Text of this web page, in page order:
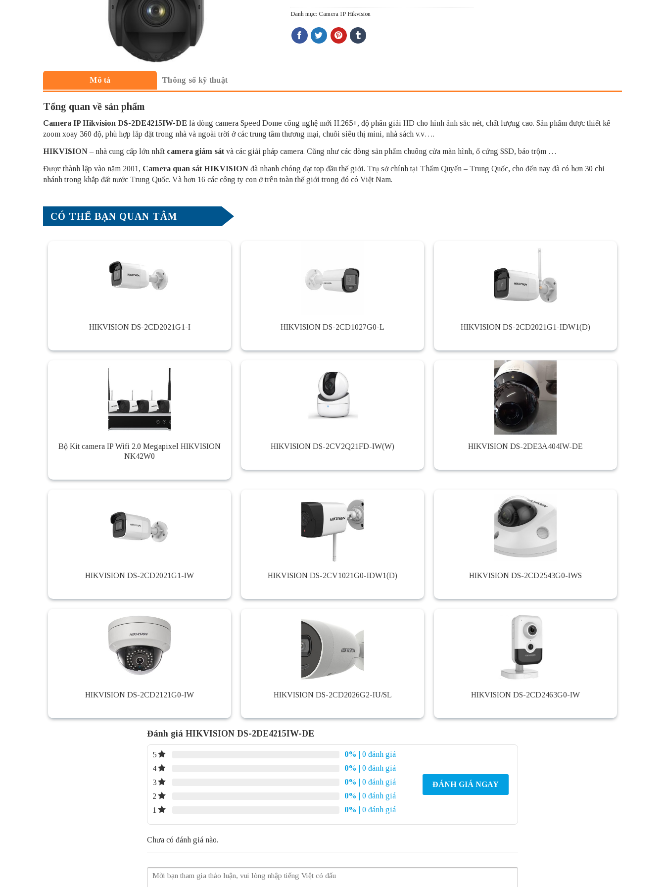
Danh mục: Camera IP Hikvision
Mô tả Thông số kỹ thuật
Tổng quan về sản phẩm
Camera IP Hikvision DS-2DE4215IW-DE là dòng camera Speed Dome công nghệ mới H.265+, độ phân giải HD cho hình ảnh sắc nét, chất lượng cao. Sản phẩm được thiết kế
zoom xoay 360 độ, phù hợp lắp đặt trong nhà và ngoài trời ở các trung tâm thương mại, chuỗi siêu thị mini, nhà sách v.v….
HIKVISION – nhà cung cấp lớn nhất camera giám sát và các giải pháp camera. Cũng như các dòng sản phẩm chuông cửa màn hình, ổ cứng SSD, báo trộm …
Được thành lập vào năm 2001, Camera quan sát HIKVISION đã nhanh chóng đạt top đầu thế giới. Trụ sở chính tại Thẩm Quyến – Trung Quốc, cho đến nay đã có hơn 30 chi
nhánh trong khắp đất nước Trung Quốc. Và hơn 16 các công ty con ở trên toàn thế giới trong đó có Việt Nam.
CÓ THỂ BẠN QUAN TÂM
HIKVISION DS-2CD2021G1-I HIKVISION DS-2CD1027G0-L HIKVISION DS-2CD2021G1-IDW1(D)
Bộ Kit camera IP Wifi 2.0 Megapixel HIKVISION
NK42W0
HIKVISION DS-2CV2Q21FD-IW(W) HIKVISION DS-2DE3A404IW-DE
HIKVISION DS-2CD2021G1-IW HIKVISION DS-2CV1021G0-IDW1(D) HIKVISION DS-2CD2543G0-IWS
HIKVISION DS-2CD2121G0-IW HIKVISION DS-2CD2026G2-IU/SL HIKVISION DS-2CD2463G0-IW
Đánh giá HIKVISION DS-2DE4215IW-DE
5 0%
| 0 đánh giá
4
0%
| 0 đánh giá
3
0%
| 0 đánh giá
2
0%
| 0 đánh giá
1
0% | 0 đánh giá
ĐÁNH GIÁ NGAY
Chưa có đánh giá nào.